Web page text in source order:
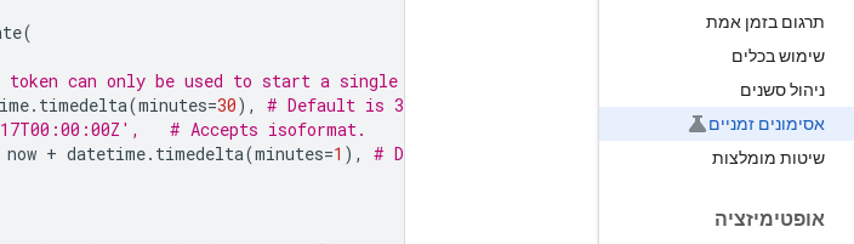
תרגום בזמן אמת
שימוש בכלים
ניהול סשנים
אסימונים זמניים
שיטות מומלצות
אופטימיזציה
(
token can only be used to start a single session
. timedelta(minutes=30),
# Default is 30 minutes in the future
# Accepts isoformat.
now + datetime. timedelta(minutes=1 ),
# Default 1 minute in the future